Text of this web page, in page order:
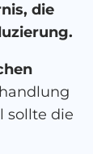
die
sollte die